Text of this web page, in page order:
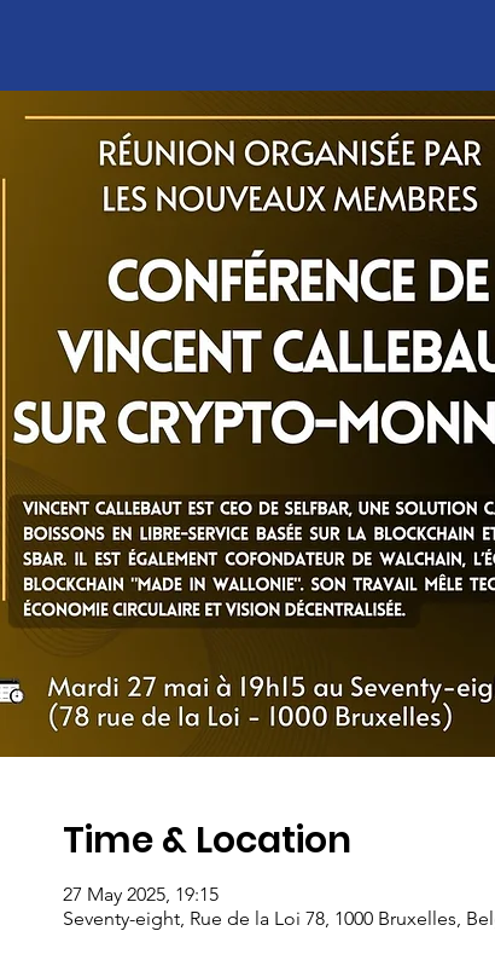
Time & Location
27 May 2025, 19:15
Seventy-eight, Rue de la Loi 78, 1000 Bruxelles,